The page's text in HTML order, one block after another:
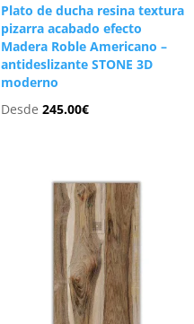
Plato de ducha resina textura
pizarra acabado efecto
Madera Roble Americano –
antideslizante STONE 3D
moderno
Desde 245.00€